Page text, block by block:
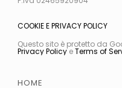
COOKIE E PRIVACY POLICY
Questo sito è protetto da
Privacy PolicyeTerms of
HOME